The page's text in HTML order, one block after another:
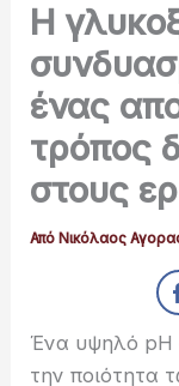
Η
ένας
τρόπος
στους
Από Νικόλαος
Ένα υψηλό pH
την ποιότητα